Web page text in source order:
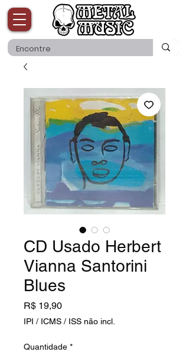
CD Usado Herbert
Vianna Santorini
Blues
R$ 19,90Preço
IPI / ICMS / ISS não incl.
Quantidade *